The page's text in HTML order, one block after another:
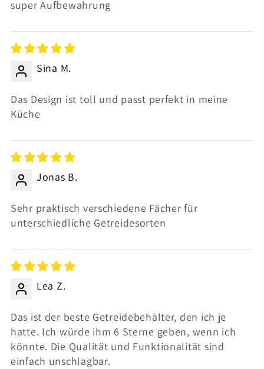
super Aufbewahrung
Sina M.
Das Design ist toll und passt perfekt in meine
Küche
Jonas B.
Sehr praktisch verschiedene Fächer für
unterschiedliche Getreidesorten
Lea Z.
Das ist der beste Getreidebehälter, den ich je
hatte. Ich würde ihm 6 Sterne geben, wenn ich
könnte. Die Qualität und Funktionalität sind
einfach unschlagbar.